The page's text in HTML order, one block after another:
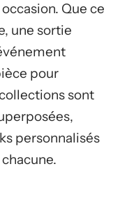
Que ce
une sortie
pour
sont
personnalisés